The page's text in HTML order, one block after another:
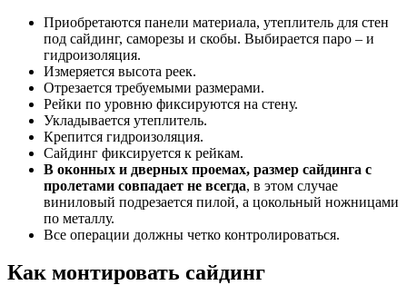
Приобретаются панели материала, утеплитель для стен
под сайдинг, саморезы и скобы. Выбирается паро – и
гидроизоляция.
Измеряется высота реек.
Отрезается требуемыми размерами.
Рейки по уровню фиксируются на стену.
Укладывается утеплитель.
Крепится гидроизоляция.
Сайдинг фиксируется к рейкам.
В оконных и дверных проемах, размер сайдинга с
пролетами совпадает не всегда, в этом случае
виниловый подрезается пилой, а цокольный ножницами
по металлу.
Все операции должны четко контролироваться.
Как монтировать сайдинг